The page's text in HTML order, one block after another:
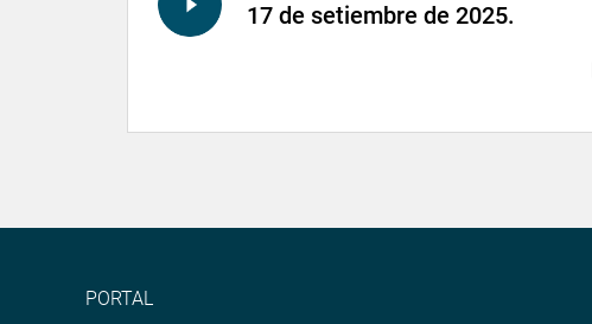
17 de setiembre de 2025.
PORTAL